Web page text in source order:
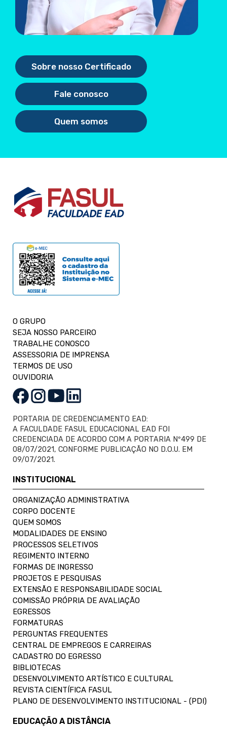
Sobre nosso Certificado
Fale conosco
Quem somos
O GRUPO
SEJA NOSSO PARCEIRO
TRABALHE CONOSCO
ASSESSORIA DE IMPRENSA
TERMOS DE USO
OUVIDORIA
PORTARIA DE CREDENCIAMENTO EAD:
A FACULDADE FASUL EDUCACIONAL EAD FOI
CREDENCIADA DE ACORDO COM A PORTARIA Nº499 DE
08/07/2021, CONFORME PUBLICAÇÃO NO D.O.U. EM
09/07/2021.
INSTITUCIONAL
ORGANIZAÇÃO ADMINISTRATIVA
CORPO DOCENTE
QUEM SOMOS
MODALIDADES DE ENSINO
PROCESSOS SELETIVOS
REGIMENTO INTERNO
FORMAS DE INGRESSO
PROJETOS E PESQUISAS
EXTENSÃO E RESPONSABILIDADE SOCIAL
COMISSÃO PRÓPRIA DE AVALIAÇÃO
EGRESSOS
FORMATURAS
PERGUNTAS FREQUENTES
CENTRAL DE EMPREGOS E CARREIRAS
CADASTRO DO EGRESSO
BIBLIOTECAS
DESENVOLVIMENTO ARTÍSTICO E CULTURAL
REVISTA CIENTÍFICA FASUL
PLANO DE DESENVOLVIMENTO INSTITUCIONAL - (PDI)
EDUCAÇÃO A DISTÂNCIA